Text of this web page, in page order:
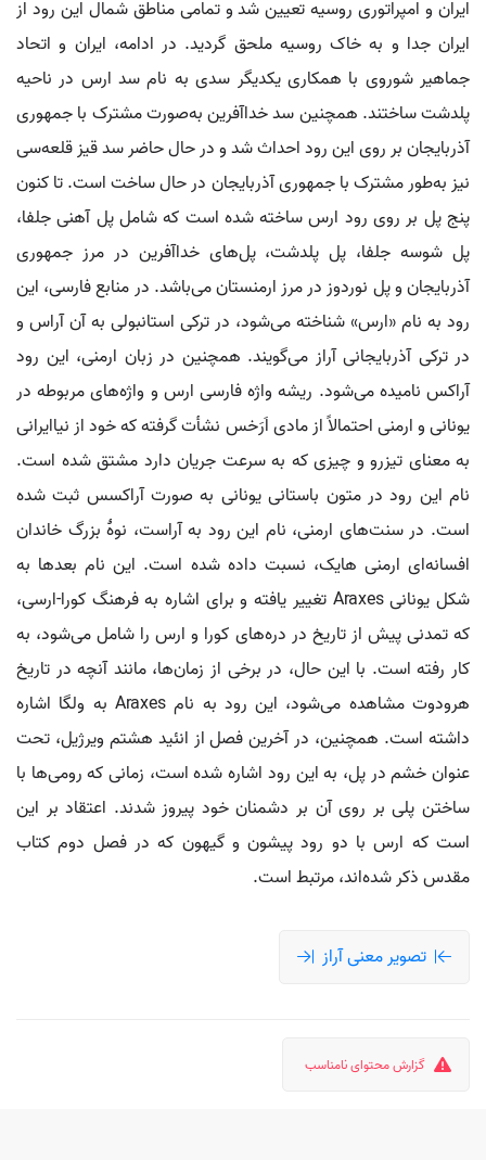
ایران و امپراتوری روسیه تعیین شد و تمامی مناطق شمال این رود از
ایران جدا و به خاک روسیه ملحق گردید. در ادامه، ایران و اتحاد
جماهیر شوروی با همکاری یکدیگر سدی به نام سد ارس در ناحیه
پلدشت ساختند. همچنین سد خداآفرین به‌صورت مشترک با جمهوری
آذربایجان بر روی این رود احداث شد و در حال حاضر سد قیز قلعه‌سی
نیز به‌طور مشترک با جمهوری آذربایجان در حال ساخت است. تا کنون
پنج پل بر روی رود ارس ساخته شده است که شامل پل آهنی جلفا،
پل شوسه جلفا، پل پلدشت، پل‌های خداآفرین در مرز جمهوری
آذربایجان و پل نوردوز در مرز ارمنستان می‌باشد. در منابع فارسی، این
رود به نام «ارس» شناخته می‌شود، در ترکی استانبولی به آن آراس و
در ترکی آذربایجانی آراز می‌گویند. همچنین در زبان ارمنی، این رود
آراکس نامیده می‌شود. ریشه واژه فارسی ارس و واژه‌های مربوطه در
یونانی و ارمنی احتمالاً از مادی اَرَخس نشأت گرفته که خود از نیاایرانی
به معنای تیزرو و چیزی که به سرعت جریان دارد مشتق شده است.
نام این رود در متون باستانی یونانی به صورت آراکسس ثبت شده
است. در سنت‌های ارمنی، نام این رود به آراست، نوهٔ بزرگ خاندان
افسانه‌ای ارمنی هایک، نسبت داده شده است. این نام بعدها به
شکل یونانی Araxes تغییر یافته و برای اشاره به فرهنگ کورا-ارسی،
که تمدنی پیش از تاریخ در دره‌های کورا و ارس را شامل می‌شود، به
کار رفته است. با این حال، در برخی از زمان‌ها، مانند آنچه در تاریخ
هرودوت مشاهده می‌شود، این رود به نام Araxes به ولگا اشاره
داشته است. همچنین، در آخرین فصل از انئید هشتم ویرژیل، تحت
عنوان خشم در پل، به این رود اشاره شده است، زمانی که رومی‌ها با
ساختن پلی بر روی آن بر دشمنان خود پیروز شدند. اعتقاد بر این
است که ارس با دو رود پیشون و گیهون که در فصل دوم کتاب
مقدس ذکر شده‌اند، مرتبط است.
تصویر معنی آراز
گزارش محتوای نامناسب